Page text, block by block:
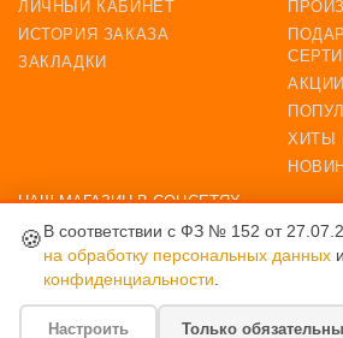
🍪 В соответствии с ФЗ № 152 от
на обработку персональных данных
конфиденциальности.
Настроить Только
ЛИЧНЫЙ КАБИНЕТ
ИСТОРИЯ ЗАКАЗА
ЗАКЛАДКИ
АКЦИИ
ХИТЫ
НАШ МАГАЗИН В СОЦСЕТЯХ